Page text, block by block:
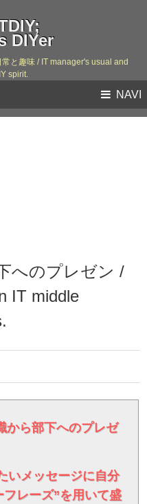
DIYer
と趣味 / IT manager's usual and
spirit.
NAVI
へのプレゼン /
IT middle
から部下へのプレゼ
いメッセージに自分
レーズ”を用いて盛